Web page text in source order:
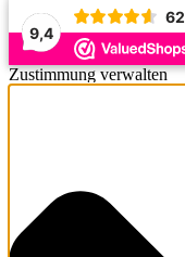
9,4
62
Zustimmung verwalten